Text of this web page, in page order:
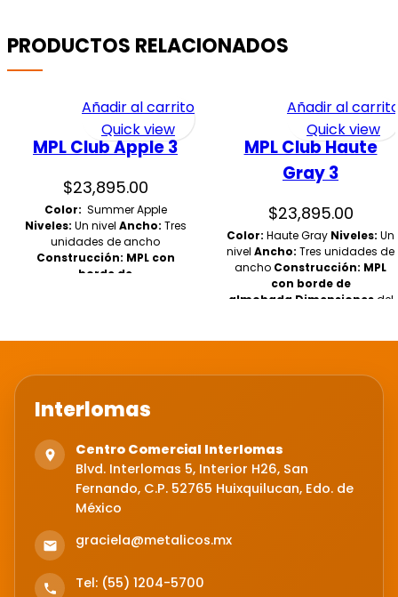
PRODUCTOS RELACIONADOS
MPL Club Apple 3
$23,895.00
Color: Summer Apple
Niveles: Un nivel Ancho: Tres
unidades de ancho
Construcción: MPL con
borde de
alto
Añadir al carrito
Quick view
MPL Club Haute
Gray 3
$23,895.00
Color: Haute Gray Niveles: Un
nivel Ancho: Tres unidades de
ancho Construcción: MPL
con borde de
almohada Dimensiones del
Añadir al
Quick view
Interlomas
Centro Comercial Interlomas
Blvd. Interlomas 5, Interior H26, San
Fernando, C.P. 52765 Huixquilucan, Edo. de
México
graciela@metalicos.mx
Tel: (55) 1204-5700